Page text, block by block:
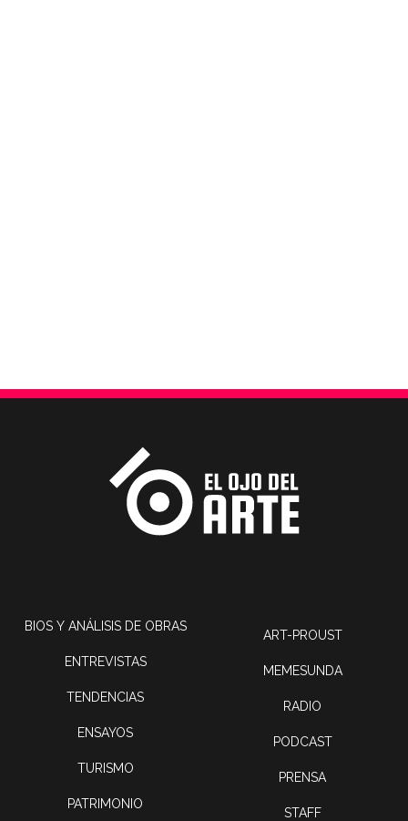
BIOS Y ANÁLISIS DE OBRAS
ENTREVISTAS
TENDENCIAS
ENSAYOS
TURISMO
PATRIMONIO
ART-PROUST
MEMESUNDA
RADIO
PODCAST
PRENSA
STAFF